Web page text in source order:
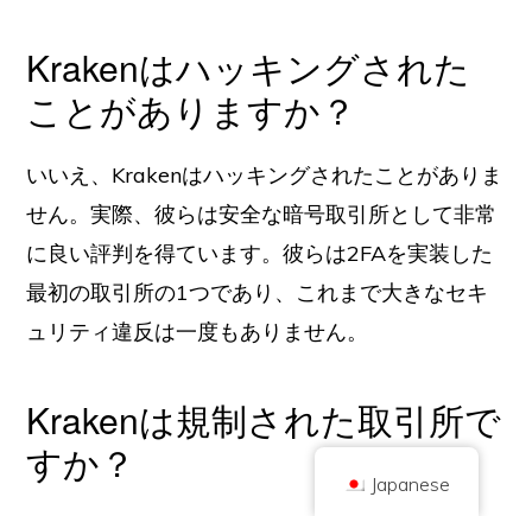
Krakenはハッキングされた
ことがありますか？
いいえ、Krakenはハッキングされたことがありま
せん。実際、彼らは安全な暗号取引所として非常
に良い評判を得ています。彼らは2FAを実装した
最初の取引所の1つであり、これまで大きなセキ
ュリティ違反は一度もありません。
Krakenは規制された取引所で
すか？
著作権 © 2026 ブリリアント・ブリティッシュ社（Coinキックオフとして取
引
会社番号 10490224
5PF
コンテンツは情報提供を目的としたものであり、投資アドバイスではありま
せん。過去の実績は将来の結果を示唆するものではありません。暗号通貨へ
暗号通貨は、英国金融行為監督庁の規制を受けず、英国金融サービス補償制
利益にはキャピタルゲイン税が適用される場合があります。
について プライバシーポリシー お問い合わせ
Japanese